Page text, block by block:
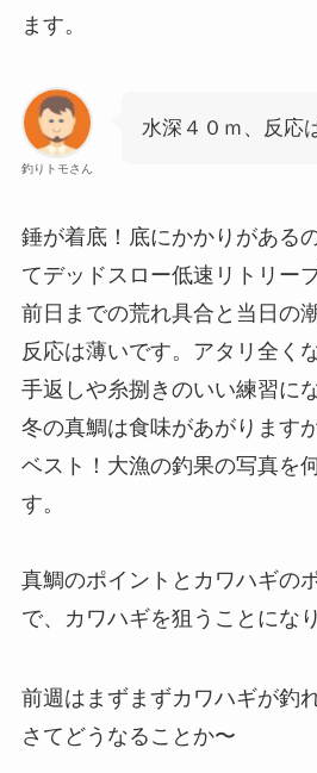
ます。
釣りトモさん
水深４０ｍ、反応
錘が着底！底にかかりがある
てデッドスロー低速リトリー
前日までの荒れ具合と当日の
反応は薄いです。アタリ全く
手返しや糸捌きのいい練習に
冬の真鯛は食味があがります
ベスト！大漁の釣果の写真を
す。
真鯛のポイントとカワハギの
で、カワハギを狙うことにな
前週はまずまずカワハギが釣
さてどうなることか〜